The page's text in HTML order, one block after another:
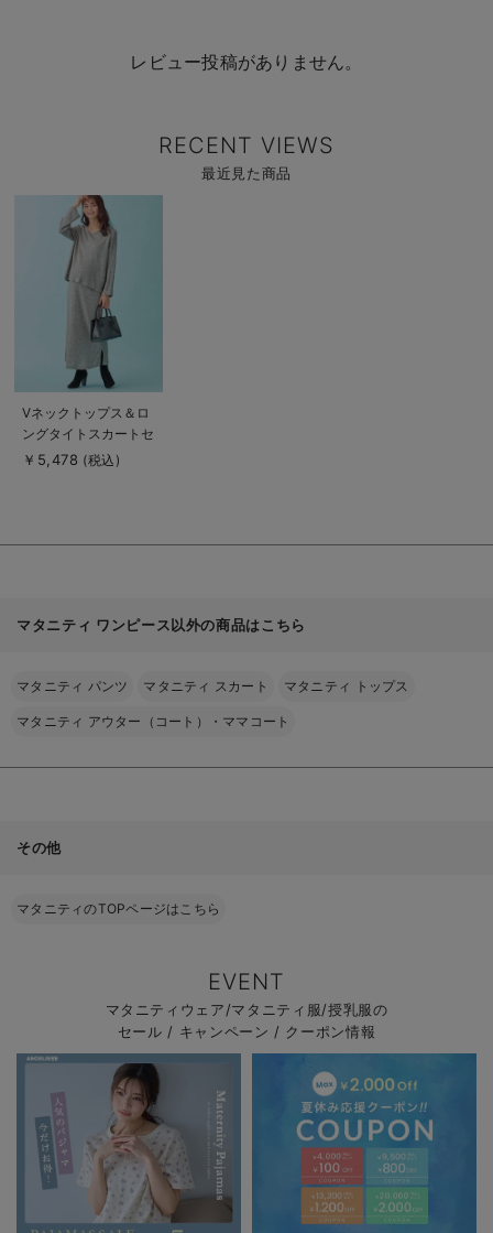
レビュー投稿がありません。
RECENT VIEWS
最近見た商品
商
品
詳
細
を
Vネックトップス＆ロ
ングタイトスカートセ
ット マタニティ・授
￥5,478 (税込)
マタニティ ワンピース以外の商品はこちら
マタニティ パンツ マタニティ スカート マタニティ トップス
マタニティ アウター（コート）・ママコート
その他
マタニティのTOPページはこちら
EVENT
マタニティウェア/マタニティ服/授乳服の
セール / キャンペーン / クーポン情報